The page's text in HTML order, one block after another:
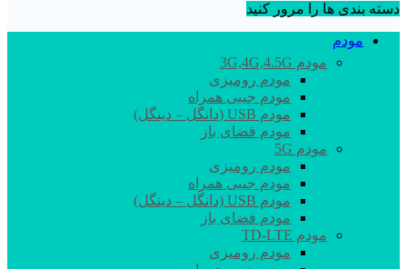
دسته بندی ها را مرور کنید
مودم
مودم 3G,4G,4.5G
مودم رومیزی
مودم جیبی همراه
مودم USB (دانگل – دینگل)
مودم فضای باز
مودم 5G
مودم رومیزی
مودم جیبی همراه
مودم USB (دانگل – دینگل)
مودم فضای باز
مودم TD-LTE
مودم رومیزی